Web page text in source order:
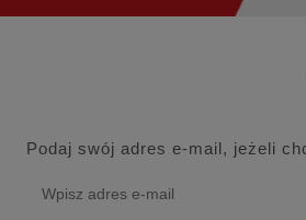
Podaj swój adres e-mail, jeżeli